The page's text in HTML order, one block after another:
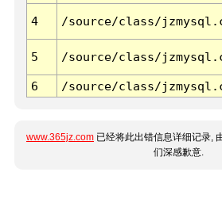
4 /source/class/
5 /source/class/
6 /source/class/
www.365jz.com 已经将此出错信息详细记录,
们深感歉意.